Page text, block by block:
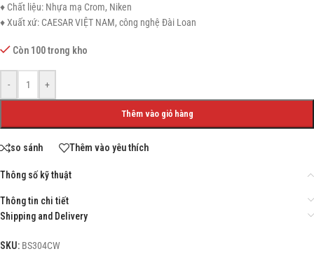
♦ Chất liệu: Nhựa mạ Crom, Niken
♦ Xuất xứ: CAESAR VIỆT NAM, công nghệ Đài Loan
Còn 100 trong kho
- +
Thêm vào giỏ hàng
so sánh Thêm vào yêu thích
Thông số kỹ thuật
Thông tin chi tiết
Shipping and Delivery
SKU: BS304CW